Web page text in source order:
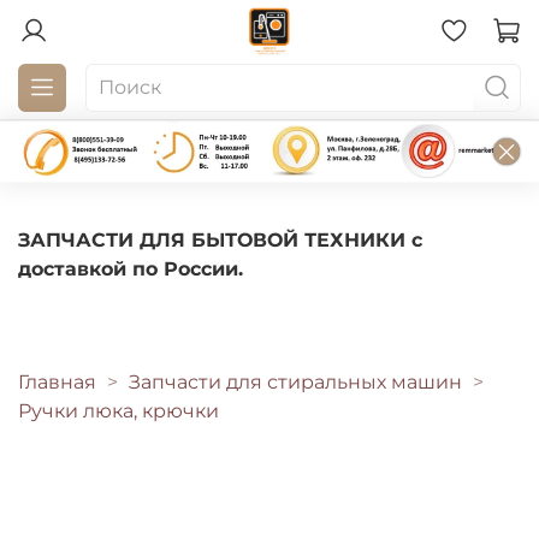
ЗАПЧАСТИ ДЛЯ БЫТОВОЙ ТЕХНИКИ с
доставкой по России.
Главная
Запчасти для стиральных машин
Ручки люка, крючки